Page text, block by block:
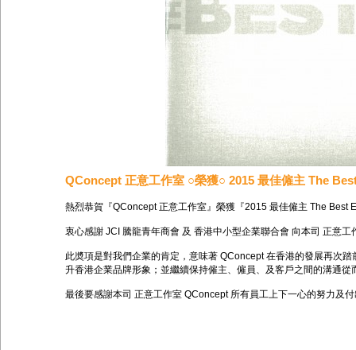
QConcept 正意工作室 ○榮獲○ 2015 最佳僱主 The
熱烈恭賀『QConcept 正意工作室』榮獲『2015 最佳僱主 The Best
衷心感謝 JCI 騰龍青年商會 及 香港中小型企業聯合會 向本司 正意
此奬項是對我們企業的肯定，意味著 QConcept 在香港的發展再次
升香港企業品牌形象；並繼續保持僱主、僱員、及客戶之間的溝通從
最後要感謝本司 正意工作室 QConcept 所有員工上下一心的努力及